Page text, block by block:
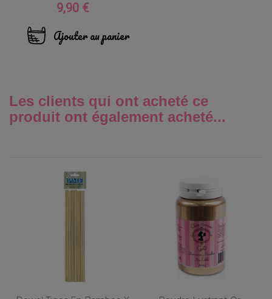
Prix
9,90 €
Ajouter au panier
Les clients qui ont acheté ce
produit ont également acheté...